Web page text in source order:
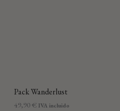
Pack Wanderlust
49,90€ IVA incluido